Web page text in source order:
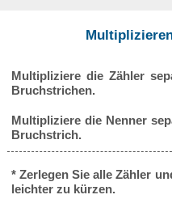
Multipliziere die Zähler
Bruchstrichen.
Multipliziere die Nenner
Bruchstrich.
* Zerlegen Sie alle Zähler
leichter zu kürzen.